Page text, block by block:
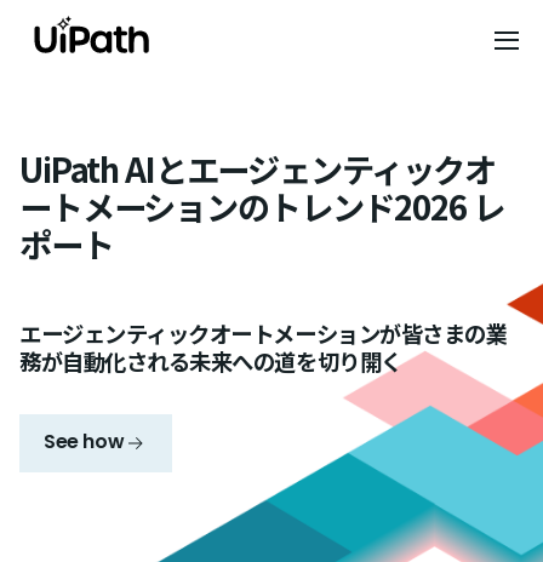
UiPath AIとエージェンティックオ
ートメーションのトレンド2026 レ
ポート
エージェンティックオートメーションが皆さまの業
務が自動化される未来への道を切り開く
See how